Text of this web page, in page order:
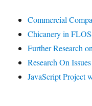
Commercial
Chicanery in
Further Research
Research On
JavaScript Project